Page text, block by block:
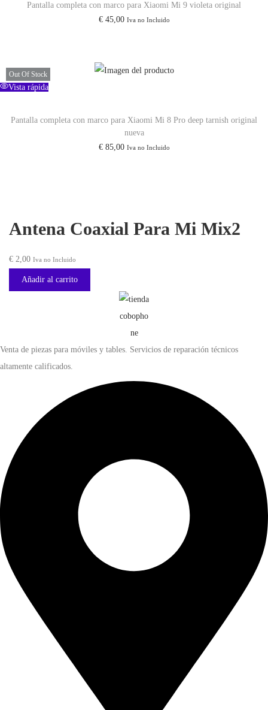
Pantalla completa con marco para Xiaomi Mi 9 violeta original
€45,00 Iva no Incluido
Out Of Stock
Vista rápida
Pantalla completa con marco para Xiaomi Mi 8 Pro deep tarnish original
nueva
€85,00 Iva no Incluido
Antena Coaxial Para Mi Mix2
€ 2,00 Iva no Incluido
Añadir al carrito
Venta de piezas para móviles y tables. Servicios de reparación técnicos
altamente calificados.